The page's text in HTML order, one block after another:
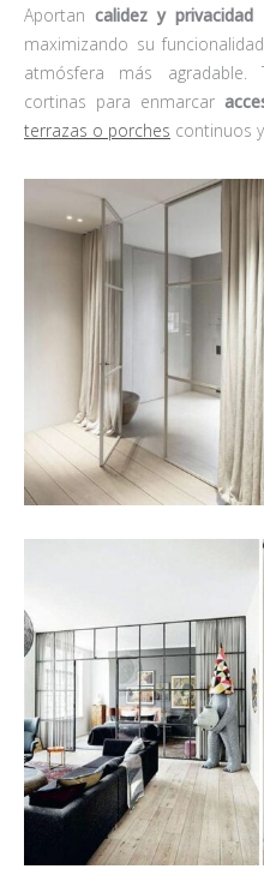
Aportan calidez y privacidad
maximizando su
atmósfera más agradable.
cortinas para enmarcar
terrazas o porches continuos